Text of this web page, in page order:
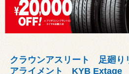
クラウンアスリート 足廻り
アライメント KYB Extage